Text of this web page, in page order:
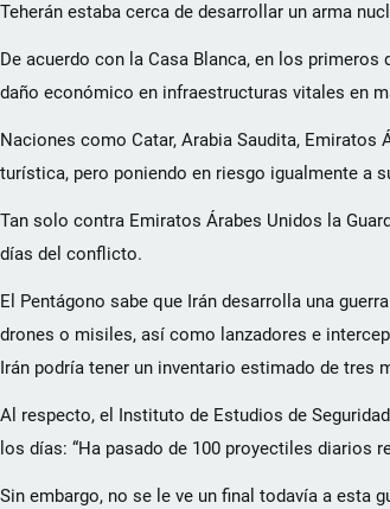
Teherán estaba cerca de desarrollar un arma
De acuerdo con la Casa Blanca, en los
daño económico en infraestructuras vitales en
Naciones como Catar, Arabia Saudita, Emiratos
turística, pero poniendo en riesgo igualmente a
Tan solo contra Emiratos Árabes Unidos la
días del conflicto.
El Pentágono sabe que Irán desarrolla una
drones o misiles, así como lanzadores e
Irán podría tener un inventario estimado de tres
Al respecto, el Instituto de Estudios de
los días: “Ha pasado de 100 proyectiles
Sin embargo, no se le ve un final todavía a esta